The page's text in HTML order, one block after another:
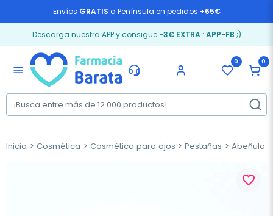
Envíos GRATIS a Península en pedidos +65€
Descarga nuestra APP y consigue -3€ EXTRA: APP-FB ;)
menu
0 0
Inicio Cosmética Cosmética para ojos Pestañas Abeñula
favorite_border